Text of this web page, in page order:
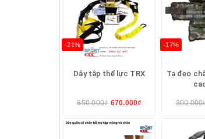
+ 1 size duy nhất phù hợp cho
-21%
Dây tập thể lực TRX
850.000₫ 670.000₫
-17%
Tạ đeo